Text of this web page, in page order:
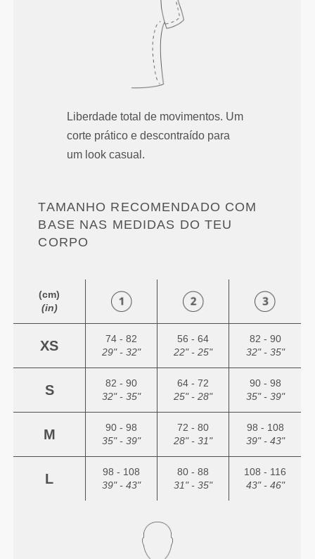
Liberdade total de movimentos. Um
corte prático e descontraído para
um look casual.
TAMANHO RECOMENDADO COM
BASE NAS MEDIDAS DO TEU
CORPO
(cm)
(in)
XS
74 - 82
29" - 32"
56 - 64
22" - 25"
82 - 90
32" - 35"
S
82 - 90
32" - 35"
64 - 72
25" - 28"
90 - 98
35" - 39"
M
90 - 98
35" - 39"
72 - 80
28" - 31"
98 - 108
39" - 43"
L
98 - 108
39" - 43"
80 - 88
31" - 35"
108 - 116
43" - 46"